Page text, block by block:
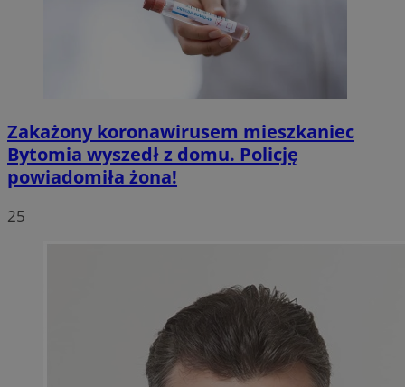
Zakażony koronawirusem mieszkaniec
Bytomia wyszedł z domu. Policję
powiadomiła żona!
25